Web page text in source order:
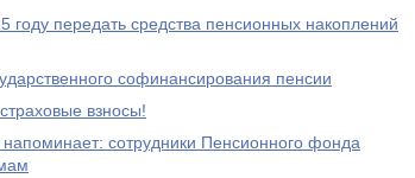
году передать средства пенсионных накоплений
софинансирования пенсии
взносы!
сотрудники Пенсионного фонда